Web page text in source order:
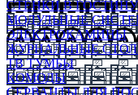
СТЕНКИ В
МОДУЛЬНЫЕ
ЭЛЕКТРОКАМИНЫ
ЖУРНАЛЬНЫЕ
ТВ ТУМБЫ
КОМОДЫ